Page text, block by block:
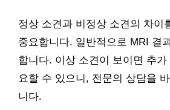
정상 소견과 비정상 소견의 차이
중요합니다. 일반적으로 MRI 결
합니다. 이상 소견이 보이면 추
요할 수 있으니, 전문의 상담을
니다.